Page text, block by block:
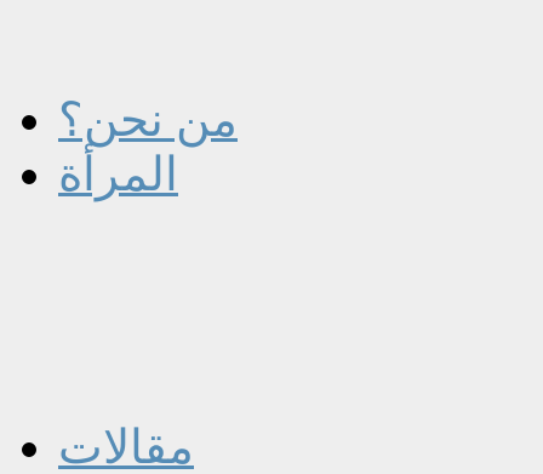
من نحن؟
المرأة
مقالات